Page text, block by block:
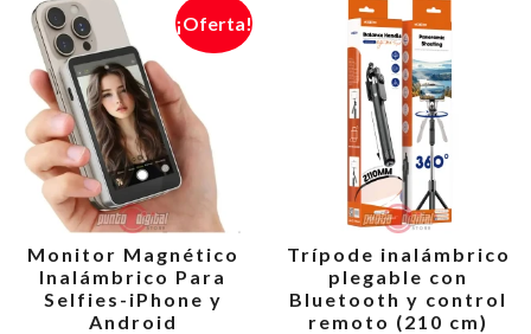
¡Oferta!
Monitor Magnético
Inalámbrico Para
Selfies-iPhone y
Android
Trípode inalámbrico
plegable con
Bluetooth y control
remoto (210 cm)